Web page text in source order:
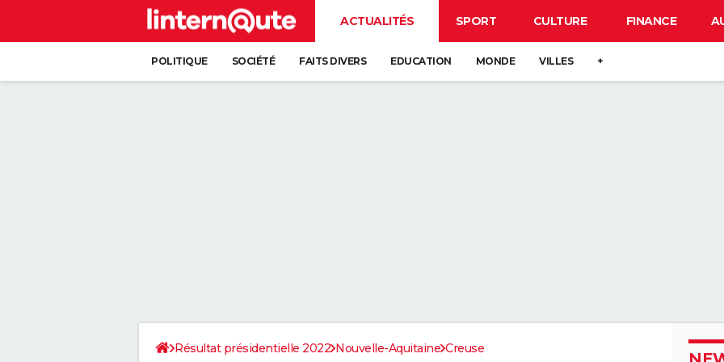
ACTUALITÉS SPORT CULTURE FINANCE
POLITIQUE SOCIÉTÉ FAITS DIVERS EDUCATION MONDE VILLES +
Résultat présidentielle 2022 Nouvelle-Aquitaine Creuse